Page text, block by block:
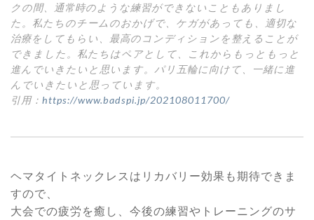
クの間、通常時のような練習ができないこともありまし
た。私たちのチームのおかげで、ケガがあっても、適切な
治療をしてもらい、最高のコンディションを整えることが
できました。私たちはペアとして、これからもっともっと
進んでいきたいと思います。パリ五輪に向けて、一緒に進
んでいきたいと思っています。
引用： https://www.badspi.jp/202108011700/
ヘマタイトネックレスはリカバリー効果も期待できま
すので、
大会での疲労を癒し、今後の練習やトレーニングのサ